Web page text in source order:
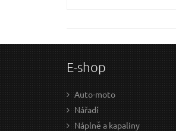
E-shop
Auto-moto
Nářadí
Náplně a kapaliny